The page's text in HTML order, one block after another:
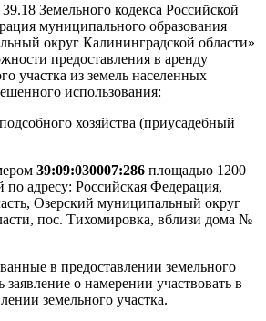
Земельного кодекса Российской
муниципального образования
округ Калининградской области»
предоставления в аренду
участка из земель населенных
использования:
хозяйства (приусадебный
39:09:030007:286 площадью 1200
адресу: Российская Федерация,
Озерский муниципальный округ
пос. Тихомировка, вблизи дома №
в предоставлении земельного
заявление о намерении участвовать в
земельного участка.